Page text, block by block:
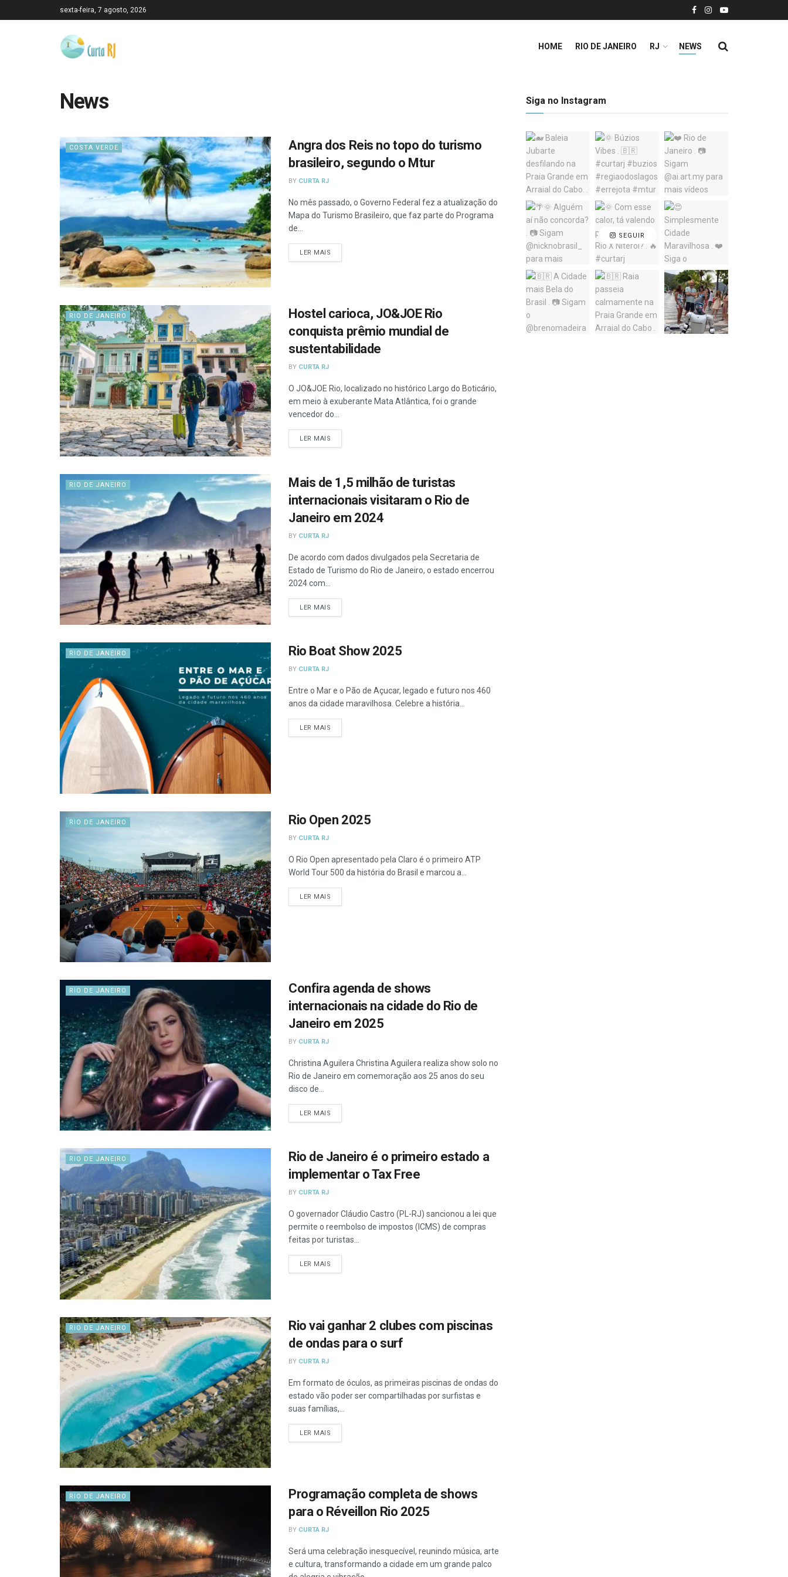
sexta-feira, 7 agosto, 2026
HOME RIO DE JANEIRO RJ NEWS
News
COSTA VERDE
Angra dos Reis no topo do turismo
brasileiro, segundo o Mtur
BY CURTA RJ
No mês passado, o Governo Federal fez a atualização do
Mapa do Turismo Brasileiro, que faz parte do Programa
de...
LER MAIS
RIO DE JANEIRO
Hostel carioca, JO&JOE Rio
conquista prêmio mundial de
sustentabilidade
BY CURTA RJ
O JO&JOE Rio, localizado no histórico Largo do Boticário,
em meio à exuberante Mata Atlântica, foi o grande
vencedor do...
LER MAIS
RIO DE JANEIRO
Mais de 1,5 milhão de turistas
internacionais visitaram o Rio de
Janeiro em 2024
BY CURTA RJ
De acordo com dados divulgados pela Secretaria de
Estado de Turismo do Rio de Janeiro, o estado encerrou
2024 com...
LER MAIS
RIO DE JANEIRO Rio Boat Show 2025
BY CURTA RJ
Entre o Mar e o Pão de Açucar, legado e futuro nos 460
anos da cidade maravilhosa. Celebre a história...
LER MAIS
RIO DE JANEIRO Rio Open 2025
BY CURTA RJ
O Rio Open apresentado pela Claro é o primeiro ATP
World Tour 500 da história do Brasil e marcou a...
LER MAIS
RIO DE JANEIRO
Confira agenda de shows
internacionais na cidade do Rio de
Janeiro em 2025
BY CURTA RJ
Christina Aguilera Christina Aguilera realiza show solo no
Rio de Janeiro em comemoração aos 25 anos do seu
disco de...
LER MAIS
RIO DE JANEIRO
Rio de Janeiro é o primeiro estado a
implementar o Tax Free
BY CURTA RJ
O governador Cláudio Castro (PL-RJ) sancionou a lei que
permite o reembolso de impostos (ICMS) de compras
feitas por turistas...
LER MAIS
RIO DE JANEIRO
Rio vai ganhar 2 clubes com piscinas
de ondas para o surf
BY CURTA RJ
Em formato de óculos, as primeiras piscinas de ondas do
estado vão poder ser compartilhadas por surfistas e
suas famílias,...
LER MAIS
RIO DE JANEIRO
Programação completa de shows
para o Réveillon Rio 2025
BY CURTA RJ
Será uma celebração inesquecível, reunindo música, arte
e cultura, transformando a cidade em um grande palco
Siga no Instagram
SEGUIR